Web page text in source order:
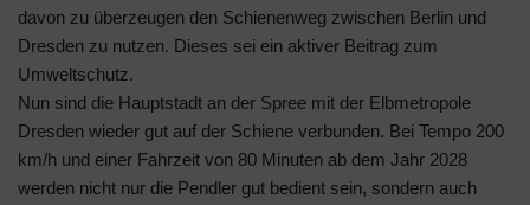
davon zu überzeugen den Schienenweg zwischen Berlin und
Dresden zu nutzen. Dieses sei ein aktiver Beitrag zum
Umweltschutz.
Nun sind die Hauptstadt an der Spree mit der Elbmetropole
Dresden wieder gut auf der Schiene verbunden. Bei Tempo 200
km/h und einer Fahrzeit von 80 Minuten ab dem Jahr 2028
werden nicht nur die Pendler gut bedient sein, sondern auch